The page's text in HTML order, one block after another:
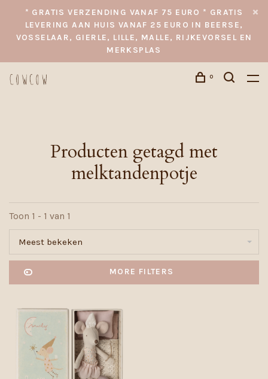
* GRATIS VERZENDING VANAF 75 EURO * GRATIS
LEVERING AAN HUIS VANAF 25 EURO IN BEERSE,
VOSSELAAR, GIERLE, LILLE, MALLE, RIJKEVORSEL EN
MERKSPLAS
0
Producten getagd met
melktandenpotje
Toon 1 - 1 van 1
Meest bekeken
MORE FILTERS